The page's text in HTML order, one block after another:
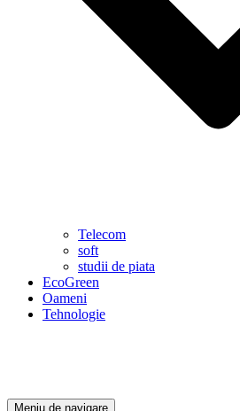
Telecom
soft
studii de piata
EcoGreen
Oameni
Tehnologie
Meniu de navigare